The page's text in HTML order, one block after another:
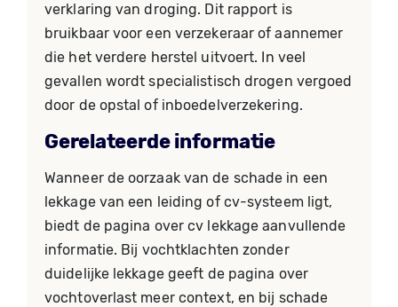
verklaring van droging. Dit rapport is
bruikbaar voor een verzekeraar of aannemer
die het verdere herstel uitvoert. In veel
gevallen wordt specialistisch drogen vergoed
door de opstal of inboedelverzekering.
Gerelateerde informatie
Wanneer de oorzaak van de schade in een
lekkage van een leiding of cv-systeem ligt,
biedt de pagina over cv lekkage aanvullende
informatie. Bij vochtklachten zonder
duidelijke lekkage geeft de pagina over
vochtoverlast meer context, en bij schade